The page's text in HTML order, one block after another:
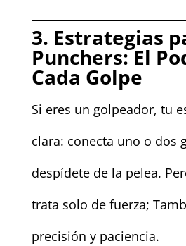
3. Estrategias
Punchers: El
Cada Golpe
Si eres un golpeador, tu
clara: conecta uno o dos
despídete de la pelea.
trata solo de fuerza;
precisión y paciencia.